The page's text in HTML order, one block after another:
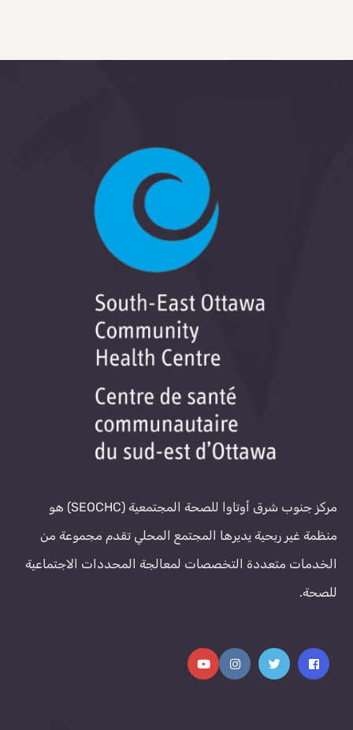
مركز جنوب شرق أوتاوا للصحة المجتمعية (SEOCHC) هو
منظمة غير ربحية يديرها المجتمع المحلي تقدم مجموعة من
الخدمات متعددة التخصصات لمعالجة المحددات الاجتماعية
للصحة.